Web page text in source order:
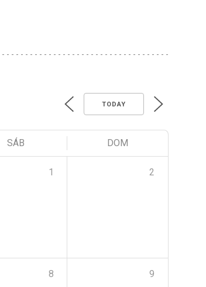
TODAY
SÁB DOM
1 2
8 9